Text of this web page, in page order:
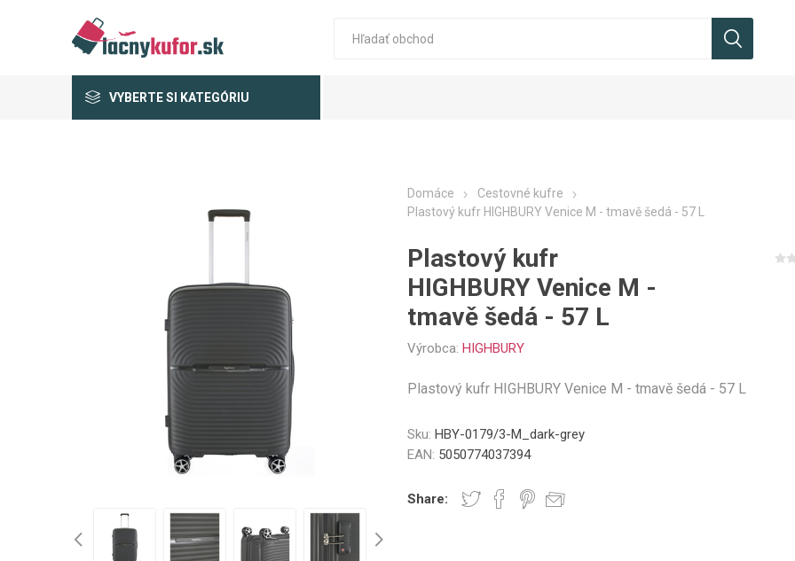
VYBERTE SI KATEGÓRIU
Domáce
Cestovné kufre
Plastový kufr HIGHBURY Venice M - tmavě šedá - 57 L
Plastový kufr
HIGHBURY Venice M -
tmavě šedá - 57 L
Výrobca: HIGHBURY
Plastový kufr HIGHBURY Venice M - tmavě šedá - 57 L
Sku: HBY-0179/3-M_dark-grey
EAN: 5050774037394
Share: